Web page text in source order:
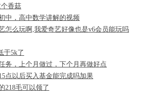
香菇
中，高中数学讲解的视频
怎么玩啊,我爱奇艺好像也是v6会员能玩吗
于5k了
务，上个月做过，下个月再做好点
点以后买入基金能完成吗加果
218毛可以领了